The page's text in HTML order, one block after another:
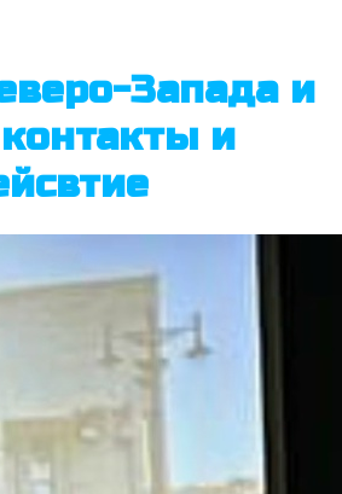
Запада и
и